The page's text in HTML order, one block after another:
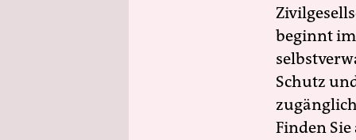
beginnt
Schutz
Finden